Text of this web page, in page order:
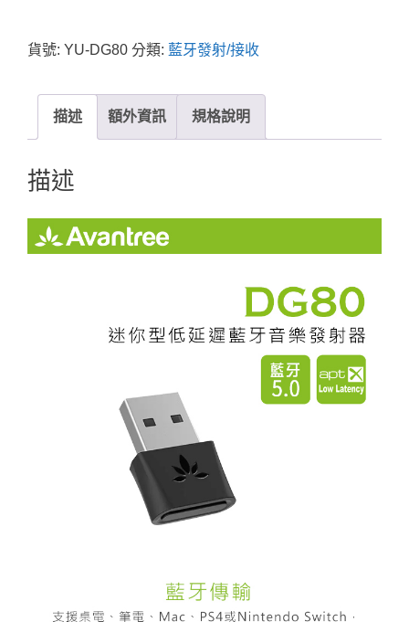
貨號: YU-DG80 分類: 藍牙發射/接收
描述 額外資訊 規格說明
描述